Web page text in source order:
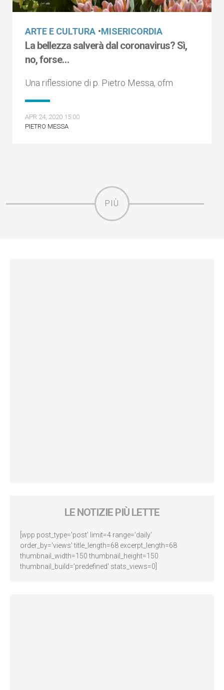
ARTE E CULTURA •MISERICORDIA
La bellezza salverà dal coronavirus? Sì,
no, forse…
Una riflessione di p. Pietro Messa, ofm
APR 24, 2020 15:00
PIETRO MESSA
PIÙ
LE NOTIZIE PIÙ LETTE
[wpp post_type='post' limit=4 range='daily'
order_by='views' title_length=68 excerpt_length=68
thumbnail_width=150 thumbnail_height=150
thumbnail_build='predefined' stats_views=0]